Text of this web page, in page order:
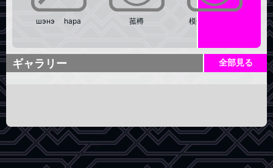
шэнэ һара 菰樽
模倣式量産型紫
ギャラリー 全部見る